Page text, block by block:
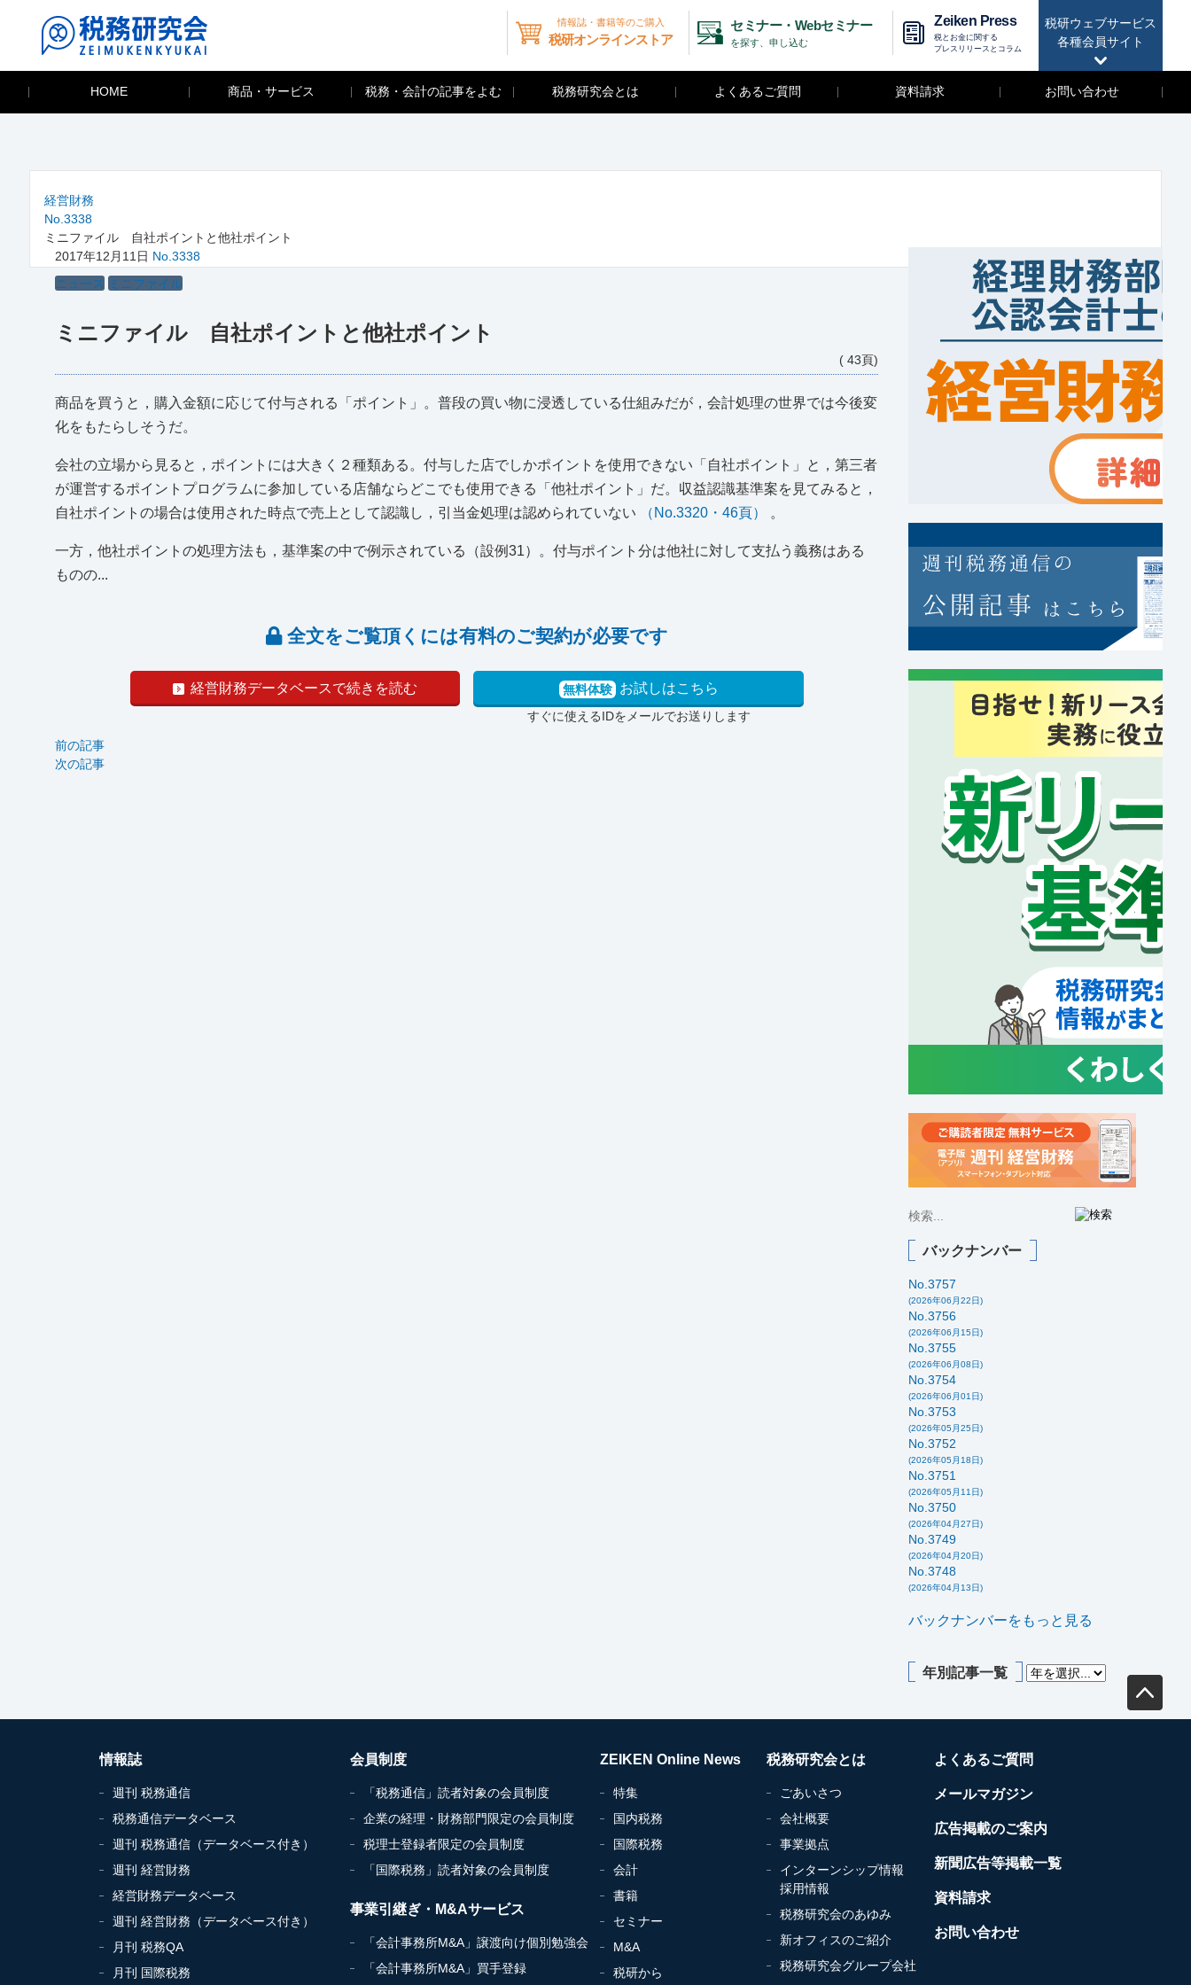
税研ウェブサービス
各種会員サイト
情報誌・書籍等のご購入
税研オンラインストア
セミナー・Webセミナー
を探す、申し込む
Zeiken Press
税とお金に関する
プレスリリースとコラム
HOME 商品・サービス 税務・会計の記事をよむ 税務研究会とは よくあるご質問 資料請求 お問い合わせ
経営財務
No.3338
ミニファイル 自社ポイントと他社ポイント
2017年12月11日 No.3338
ニュース
ミニファイル
ミニファイル 自社ポイントと他社ポイント
( 43頁)
商品を買うと，購入金額に応じて付与される「ポイント」。普段の買い物に浸透している仕組みだが，会計処理の世界では今後変
化をもたらしそうだ。
会社の立場から見ると，ポイントには大きく２種類ある。付与した店でしかポイントを使用できない「自社ポイント」と，第三者
が運営するポイントプログラムに参加している店舗ならどこでも使用できる「他社ポイント」だ。収益認識基準案を見てみると，
自社ポイントの場合は使用された時点で売上として認識し，引当金処理は認められていない
（No.3320・46頁） 。
一方，他社ポイントの処理方法も，基準案の中で例示されている（設例31）。付与ポイント分は他社に対して支払う義務はある
ものの...
全文をご覧頂くには有料のご契約が必要です
経営財務データベースで続きを読む 無料体験 お試しはこちら
すぐに使えるIDをメールでお送りします
前の記事
次の記事
バックナンバー
No.3757
(2026年06月22日)
No.3756
(2026年06月15日)
No.3755
(2026年06月08日)
No.3754
(2026年06月01日)
No.3753
(2026年05月25日)
No.3752
(2026年05月18日)
No.3751
(2026年05月11日)
No.3750
(2026年04月27日)
No.3749
(2026年04月20日)
No.3748
(2026年04月13日)
バックナンバーをもっと見る
年別記事一覧
情報誌
週刊 税務通信
税務通信データベース
週刊 税務通信（データベース付き）
週刊 経営財務
経営財務データベース
週刊 経営財務（データベース付き）
月刊 税務QA
月刊 国際税務
会員制度
「税務通信」読者対象の会員制度
企業の経理・財務部門限定の会員制度
税理士登録者限定の会員制度
「国際税務」読者対象の会員制度
事業引継ぎ・M&Aサービス
「会計事務所M&A」譲渡向け個別勉強会
「会計事務所M&A」買手登録
ZEIKEN Online News
特集
国内税務
国際税務
会計
書籍
セミナー
M&A
税研から
税務研究会とは
ごあいさつ
会社概要
事業拠点
インターンシップ情報
採用情報
税務研究会のあゆみ
新オフィスのご紹介
税務研究会グループ会社
よくあるご質問
メールマガジン
広告掲載のご案内
新聞広告等掲載一覧
資料請求
お問い合わせ